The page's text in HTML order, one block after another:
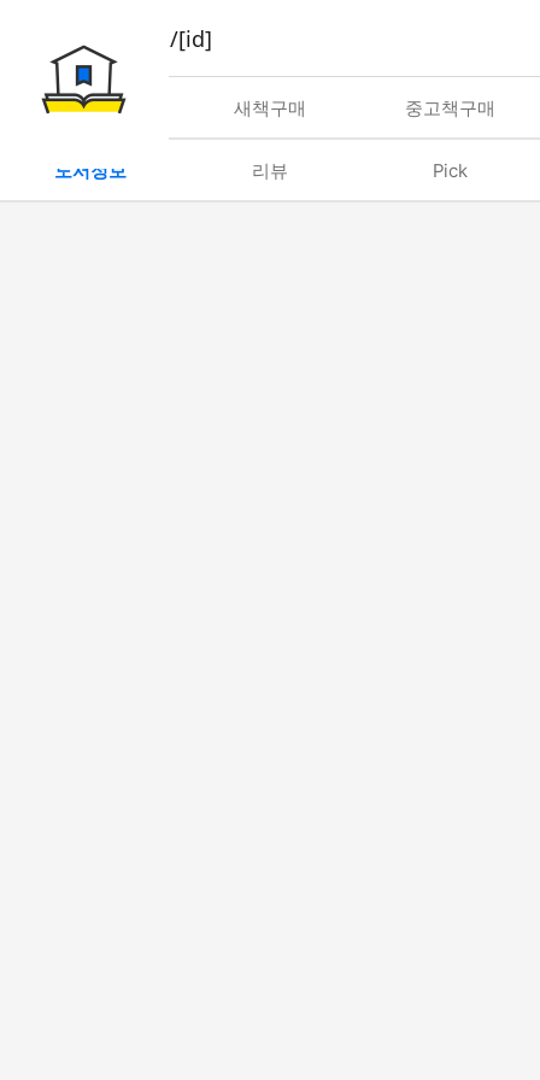
book/rent/[id]
대여 새책구매 중고책구매
도서정보 리뷰 Pick